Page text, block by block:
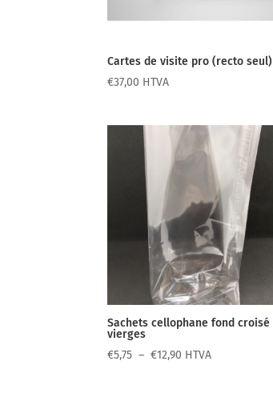
Cartes de visite pro (recto seul)
€37,00 HTVA
Sachets cellophane fond croisé
vierges
€5,75 – €12,90 Plage
HTVA